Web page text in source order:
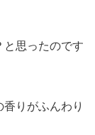
と思ったのです
りがふんわり